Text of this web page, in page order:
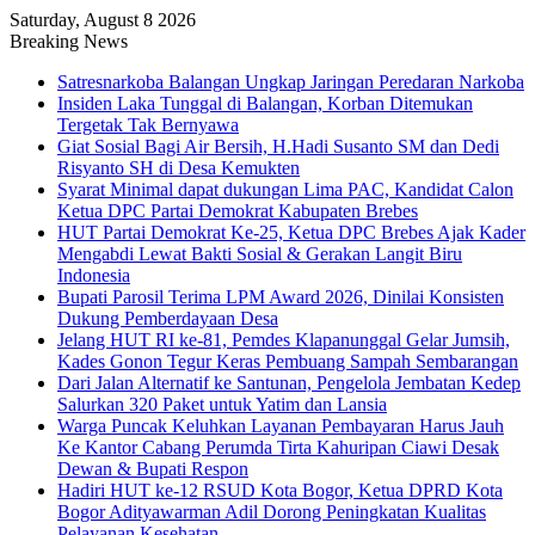
Saturday, August 8 2026
Breaking News
Satresnarkoba Balangan Ungkap Jaringan Peredaran Narkoba
Insiden Laka Tunggal di Balangan, Korban Ditemukan
Tergetak Tak Bernyawa
Giat Sosial Bagi Air Bersih, H.Hadi Susanto SM dan Dedi
Risyanto SH di Desa Kemukten
Syarat Minimal dapat dukungan Lima PAC, Kandidat Calon
Ketua DPC Partai Demokrat Kabupaten Brebes
HUT Partai Demokrat Ke-25, Ketua DPC Brebes Ajak Kader
Mengabdi Lewat Bakti Sosial & Gerakan Langit Biru
Indonesia
Bupati Parosil Terima LPM Award 2026, Dinilai Konsisten
Dukung Pemberdayaan Desa
Jelang HUT RI ke-81, Pemdes Klapanunggal Gelar Jumsih,
Kades Gonon Tegur Keras Pembuang Sampah Sembarangan
Dari Jalan Alternatif ke Santunan, Pengelola Jembatan Kedep
Salurkan 320 Paket untuk Yatim dan Lansia
Warga Puncak Keluhkan Layanan Pembayaran Harus Jauh
Ke Kantor Cabang Perumda Tirta Kahuripan Ciawi Desak
Dewan & Bupati Respon
Hadiri HUT ke-12 RSUD Kota Bogor, Ketua DPRD Kota
Bogor Adityawarman Adil Dorong Peningkatan Kualitas